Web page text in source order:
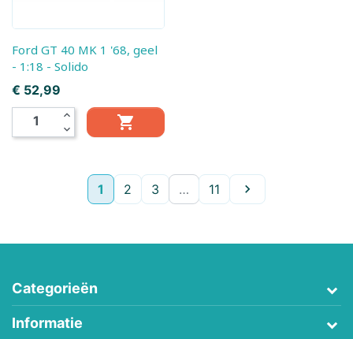
Ford GT 40 MK 1 '68, geel
- 1:18 - Solido
Prijs
€ 52,99
expand_less
expand_more

1 2 3 … 11 Volgende

Categorieën
Informatie